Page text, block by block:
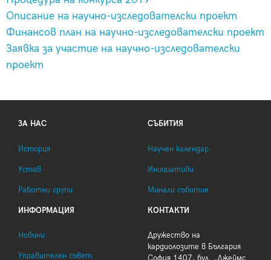
Описание на научно-изследователски проект
Финансов план на научно-изследователски проект
Заявка за участие на научно-изследователски
проект
ЗА НАС
История
Устав
Работни групи
СЪБИТИЯ
Научен календар
Инициативи
Минали събития
ИНФОРМАЦИЯ
Новини
Управителен съвет
КОНТАКТИ
Дружество на
кардиолозите в България